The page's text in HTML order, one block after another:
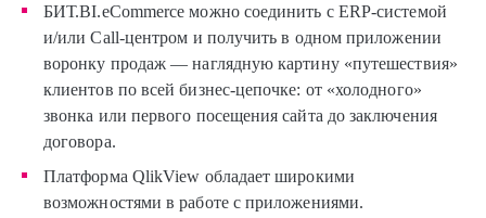
БИТ.BI.eCommerce можно соединить с ERP-системой
и/или Call-центром и получить в одном приложении
воронку продаж — наглядную картину «путешествия»
клиентов по всей бизнес-цепочке: от «холодного»
звонка или первого посещения сайта до заключения
договора.
Платформа QlikView обладает широкими
возможностями в работе с приложениями.